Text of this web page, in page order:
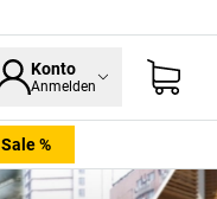
Konto
Anmelden
Sale %